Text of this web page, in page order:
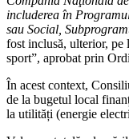
includerea în
sau Social,
fost inclusă, ulterior, pe
sport”, aprobat prin
În acest context,
de la bugetul local
la utilități (energie